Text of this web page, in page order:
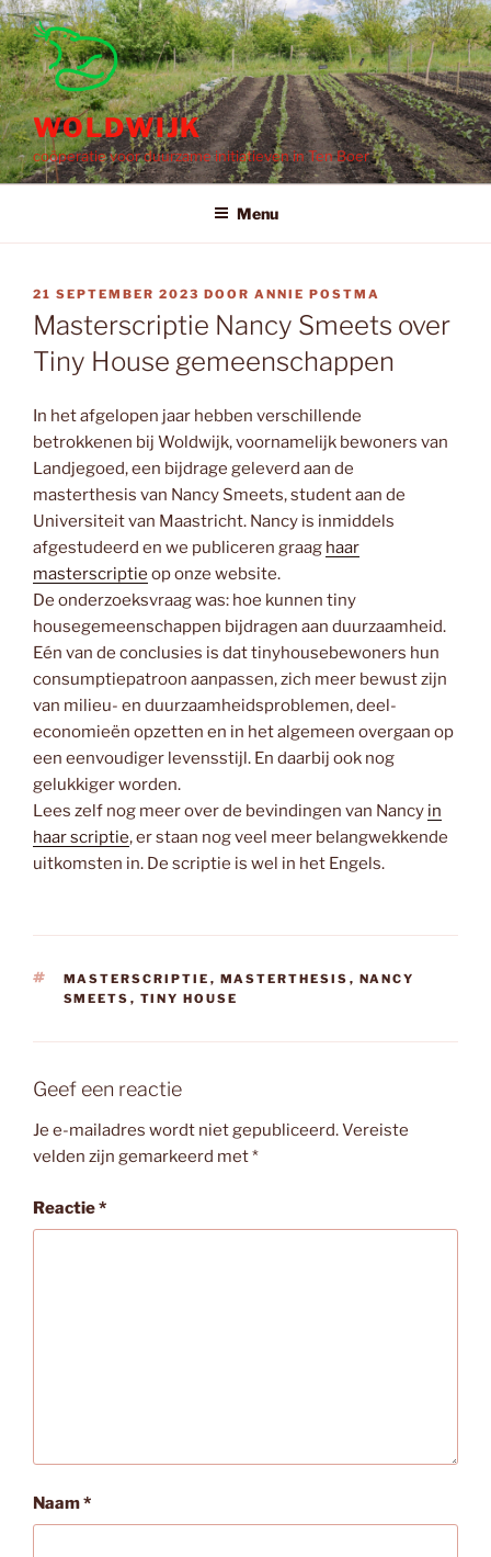
Ga
naar
de
inhoud
WOLDWIJK
coöperatie voor duurzame initiatieven in Ten Boer
Menu
GEPLAATST
OP
21 SEPTEMBER 2023 DOOR ANNIE POSTMA
Masterscriptie Nancy Smeets over
Tiny House gemeenschappen
In het afgelopen jaar hebben verschillende
betrokkenen bij Woldwijk, voornamelijk bewoners van
Landjegoed, een bijdrage geleverd aan de
masterthesis van Nancy Smeets, student aan de
Universiteit van Maastricht. Nancy is inmiddels
afgestudeerd en we publiceren graag haar
masterscriptie op onze website.
De onderzoeksvraag was: hoe kunnen tiny
housegemeenschappen bijdragen aan duurzaamheid.
Eén van de conclusies is dat tinyhousebewoners hun
consumptiepatroon aanpassen, zich meer bewust zijn
van milieu- en duurzaamheidsproblemen, deel-
economieën opzetten en in het algemeen overgaan op
een eenvoudiger levensstijl. En daarbij ook nog
gelukkiger worden.
Lees zelf nog meer over de bevindingen van Nancy in
haar scriptie, er staan nog veel meer belangwekkende
uitkomsten in. De scriptie is wel in het Engels.
TAGS
MASTERSCRIPTIE , MASTERTHESIS , NANCY
SMEETS , TINY HOUSE
Geef een reactie
Je e-mailadres wordt niet gepubliceerd.Vereiste
velden zijn gemarkeerd met*
Reactie*
Naam*